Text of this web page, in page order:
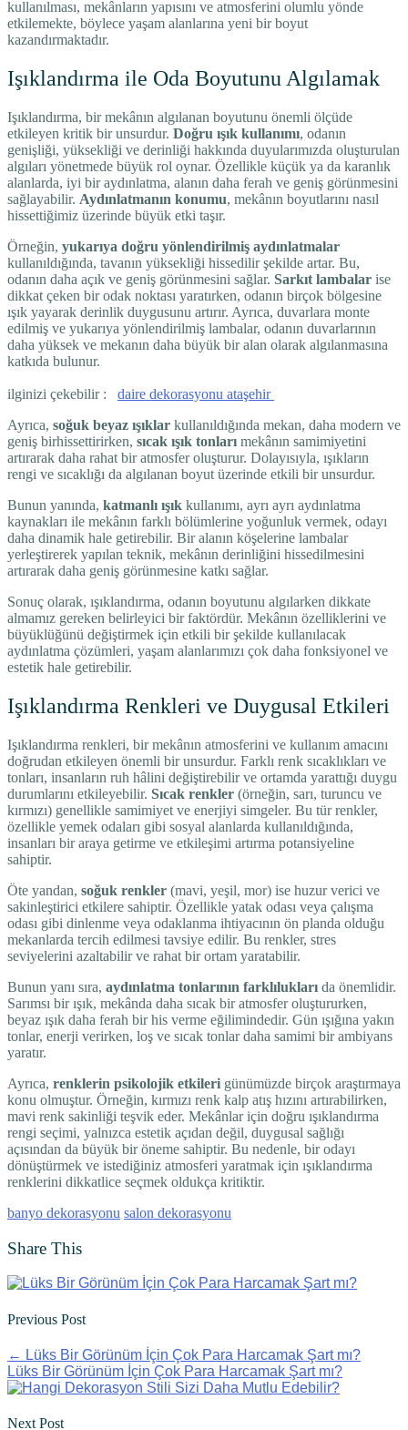
kullanılması, mekânların yapısını ve atmosferini olumlu yönde
etkilemekte, böylece yaşam alanlarına yeni bir boyut
kazandırmaktadır.
Işıklandırma ile Oda Boyutunu Algılamak
Işıklandırma, bir mekânın algılanan boyutunu önemli ölçüde
etkileyen kritik bir unsurdur. Doğru ışık kullanımı, odanın
genişliği, yüksekliği ve derinliği hakkında duyularımızda oluşturulan
algıları yönetmede büyük rol oynar. Özellikle küçük ya da karanlık
alanlarda, iyi bir aydınlatma, alanın daha ferah ve geniş görünmesini
sağlayabilir. Aydınlatmanın konumu, mekânın boyutlarını nasıl
hissettiğimiz üzerinde büyük etki taşır.
Örneğin, yukarıya doğru yönlendirilmiş aydınlatmalar
kullanıldığında, tavanın yüksekliği hissedilir şekilde artar. Bu,
odanın daha açık ve geniş görünmesini sağlar. Sarkıt lambalar ise
dikkat çeken bir odak noktası yaratırken, odanın birçok bölgesine
ışık yayarak derinlik duygusunu artırır. Ayrıca, duvarlara monte
edilmiş ve yukarıya yönlendirilmiş lambalar, odanın duvarlarının
daha yüksek ve mekanın daha büyük bir alan olarak algılanmasına
katkıda bulunur.
ilginizi çekebilir : daire dekorasyonu ataşehir
Ayrıca, soğuk beyaz ışıklar kullanıldığında mekan, daha modern ve
geniş birhissettirirken, sıcak ışık tonları mekânın samimiyetini
artırarak daha rahat bir atmosfer oluşturur. Dolayısıyla, ışıkların
rengi ve sıcaklığı da algılanan boyut üzerinde etkili bir unsurdur.
Bunun yanında, katmanlı ışık kullanımı, ayrı ayrı aydınlatma
kaynakları ile mekânın farklı bölümlerine yoğunluk vermek, odayı
daha dinamik hale getirebilir. Bir alanın köşelerine lambalar
yerleştirerek yapılan teknik, mekânın derinliğini hissedilmesini
artırarak daha geniş görünmesine katkı sağlar.
Sonuç olarak, ışıklandırma, odanın boyutunu algılarken dikkate
almamız gereken belirleyici bir faktördür. Mekânın özelliklerini ve
büyüklüğünü değiştirmek için etkili bir şekilde kullanılacak
aydınlatma çözümleri, yaşam alanlarımızı çok daha fonksiyonel ve
estetik hale getirebilir.
Işıklandırma Renkleri ve Duygusal Etkileri
Işıklandırma renkleri, bir mekânın atmosferini ve kullanım amacını
doğrudan etkileyen önemli bir unsurdur. Farklı renk sıcaklıkları ve
tonları, insanların ruh hâlini değiştirebilir ve ortamda yarattığı duygu
durumlarını etkileyebilir. Sıcak renkler (örneğin, sarı, turuncu ve
kırmızı) genellikle samimiyet ve enerjiyi simgeler. Bu tür renkler,
özellikle yemek odaları gibi sosyal alanlarda kullanıldığında,
insanları bir araya getirme ve etkileşimi artırma potansiyeline
sahiptir.
Öte yandan, soğuk renkler (mavi, yeşil, mor) ise huzur verici ve
sakinleştirici etkilere sahiptir. Özellikle yatak odası veya çalışma
odası gibi dinlenme veya odaklanma ihtiyacının ön planda olduğu
mekanlarda tercih edilmesi tavsiye edilir. Bu renkler, stres
seviyelerini azaltabilir ve rahat bir ortam yaratabilir.
Bunun yanı sıra, aydınlatma tonlarının farklılukları da önemlidir.
Sarımsı bir ışık, mekânda daha sıcak bir atmosfer oluştururken,
beyaz ışık daha ferah bir his verme eğilimindedir. Gün ışığına yakın
tonlar, enerji verirken, loş ve sıcak tonlar daha samimi bir ambiyans
yaratır.
Ayrıca, renklerin psikolojik etkileri günümüzde birçok araştırmaya
konu olmuştur. Örneğin, kırmızı renk kalp atış hızını artırabilirken,
mavi renk sakinliği teşvik eder. Mekânlar için doğru ışıklandırma
rengi seçimi, yalnızca estetik açıdan değil, duygusal sağlığı
açısından da büyük bir öneme sahiptir. Bu nedenle, bir odayı
dönüştürmek ve istediğiniz atmosferi yaratmak için ışıklandırma
renklerini dikkatlice seçmek oldukça kritiktir.
banyo dekorasyonu salon dekorasyonu
Share This
Previous Post
← Lüks Bir Görünüm İçin Çok Para Harcamak Şart mı?
Lüks Bir Görünüm İçin Çok Para Harcamak Şart mı?
Next Post